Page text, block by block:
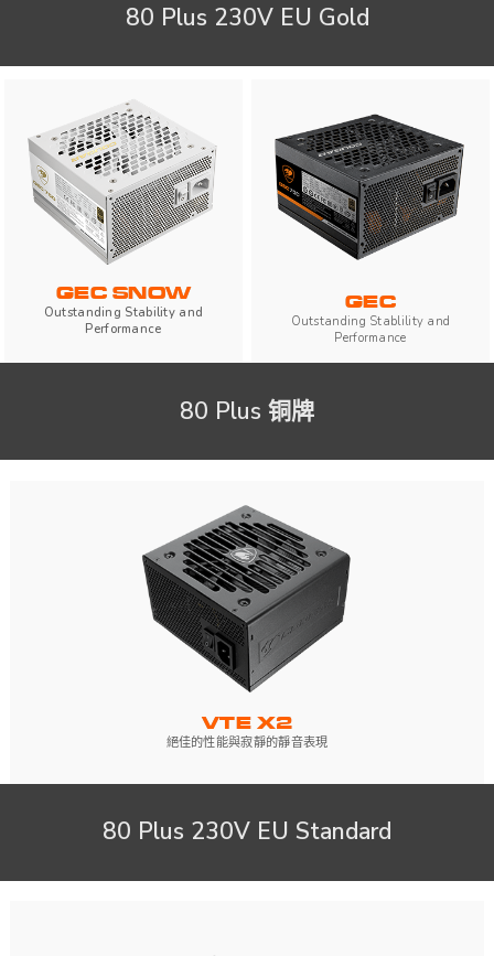
80 Plus 230V EU Gold
GEC SNOW
Outstanding Stability and
Performance
GEC
Outstanding Stablility and
Performance
80 Plus 铜牌
VTE X2
絕佳的性能與寂靜的靜音表現
80 Plus 230V EU Standard